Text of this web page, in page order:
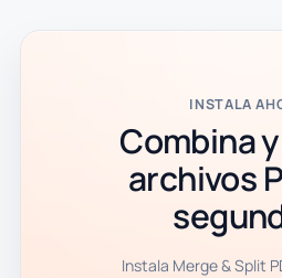
INSTALA
Combina
archivos
Instala Merge & Split